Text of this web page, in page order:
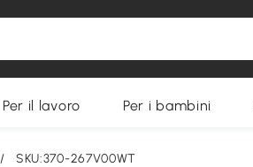
Per il lavoro Per i bambini
/ SKU:370-267V00WT